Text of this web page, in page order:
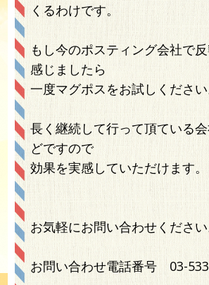
くるわけです。
もし今のポスティング会社で
感じましたら
一度マグポスをお試しください
長く継続して行って頂ている
どですので
効果を実感していただけます。
お気軽にお問い合わせください
お問い合わせ電話番号 03-